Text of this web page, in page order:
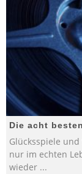
Die acht
Glücksspiele
nur im echten
wieder ...